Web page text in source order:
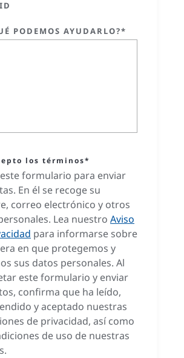
PODEMOS AYUDARLO?*
los términos*
formulario para enviar
En él se recoge su
correo electrónico y otros
Lea nuestro Aviso
para informarse sobre
en que protegemos y
sus datos personales. Al
este formulario y enviar
confirma que ha leído,
y aceptado nuestras
de privacidad, así como
de uso de nuestras